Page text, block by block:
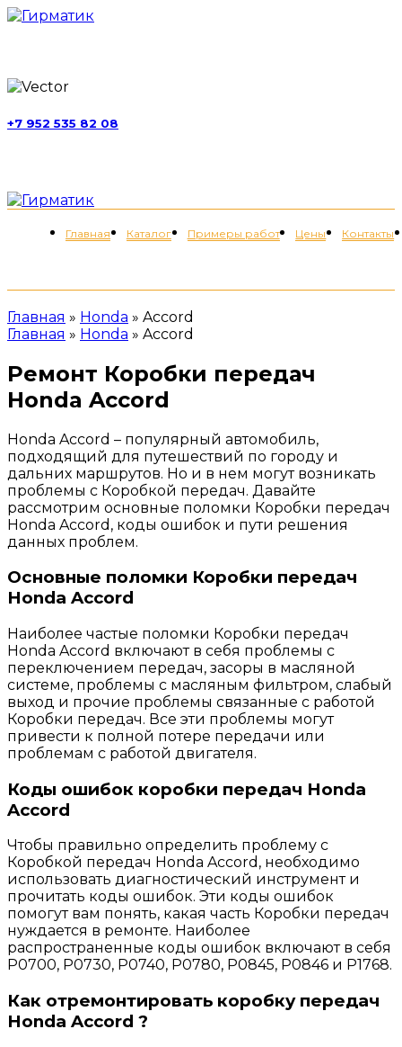
+7 952 535 82 08
Главная Каталог Примеры работ Цены Контакты
Главная » Honda » Accord
Главная » Honda » Accord
Ремонт Коробки передач
Honda Accord
Honda Accord – популярный автомобиль,
подходящий для путешествий по городу и
дальних маршрутов. Но и в нем могут возникать
проблемы с Коробкой передач. Давайте
рассмотрим основные поломки Коробки передач
Honda Accord, коды ошибок и пути решения
данных проблем.
Основные поломки Коробки передач
Honda Accord
Наиболее частые поломки Коробки передач
Honda Accord включают в себя проблемы с
переключением передач, засоры в масляной
системе, проблемы с масляным фильтром, слабый
выход и прочие проблемы связанные с работой
Коробки передач. Все эти проблемы могут
привести к полной потере передачи или
проблемам с работой двигателя.
Коды ошибок коробки передач Honda
Accord
Чтобы правильно определить проблему с
Коробкой передач Honda Accord, необходимо
использовать диагностический инструмент и
прочитать коды ошибок. Эти коды ошибок
помогут вам понять, какая часть Коробки передач
нуждается в ремонте. Наиболее
распространенные коды ошибок включают в себя
P0700, P0730, P0740, P0780, P0845, P0846 и P1768.
Как отремонтировать коробку передач
Honda Accord ?